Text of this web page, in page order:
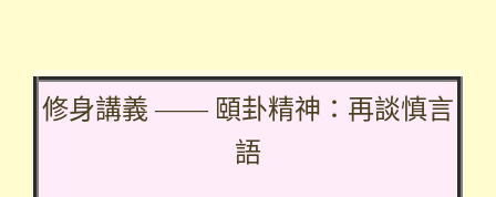
修身講義 —— 頤卦精神：再談慎言
語